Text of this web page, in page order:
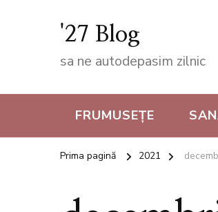
'27 Blog
sa ne autodepasim zilnic
FRUMUSEȚE
Prima pagină 2021